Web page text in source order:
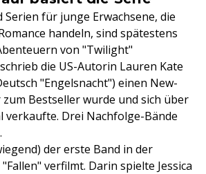
Serien für junge Erwachsene, die
handeln, sind spätestens
von "Twilight"
die US-Autorin Lauren Kate
"Engelsnacht") einen New-
Bestseller wurde und sich über
verkaufte. Drei Nachfolge-Bände
der erste Band in der
verfilmt. Darin spielte Jessica